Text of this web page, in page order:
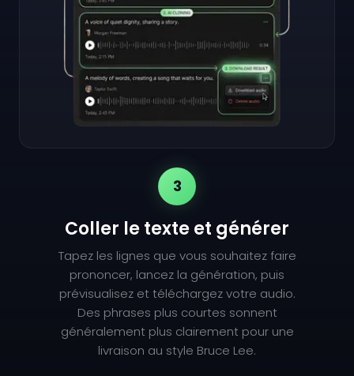
3
Coller le texte et générer
Tapez les lignes que vous souhaitez faire
prononcer, lancez la génération, puis
prévisualisez et téléchargez votre audio.
Des phrases plus courtes sonnent
généralement plus clairement pour une
livraison au style Bruce Lee.